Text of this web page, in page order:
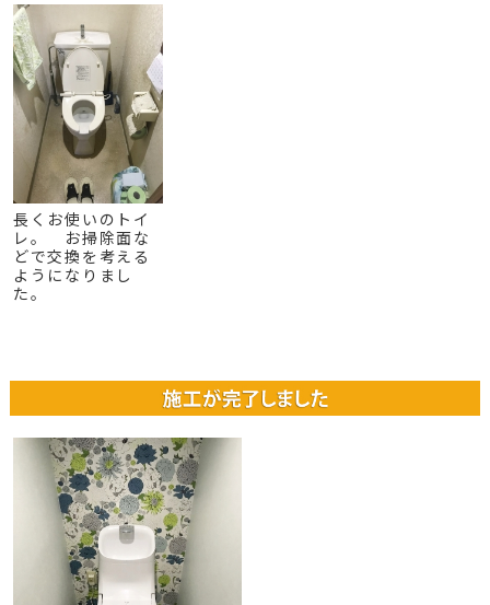
長くお使いのトイ
レ。 お掃除面な
どで交換を考える
ようになりまし
た。